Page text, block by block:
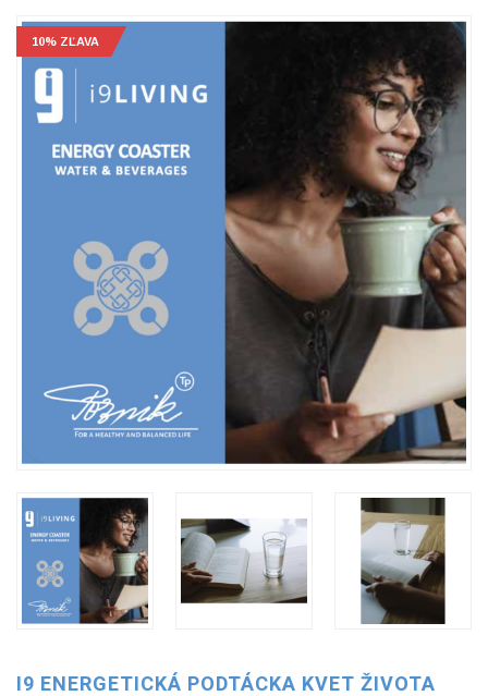
10% ZĽAVA
10% ZĽAVA
I9 ENERGETICKÁ PODTÁCKA KVET ŽIVOTA